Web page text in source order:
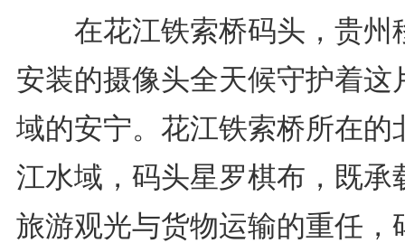
在花江铁索桥码头，贵州
安装的摄像头全天候守护着这
域的安宁。花江铁索桥所在的
江水域，码头星罗棋布，既承
旅游观光与货物运输的重任，